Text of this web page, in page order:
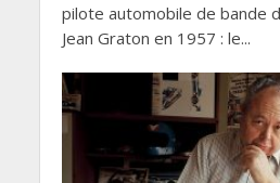
pilote automobile de bande
Jean Graton en 1957 : le...